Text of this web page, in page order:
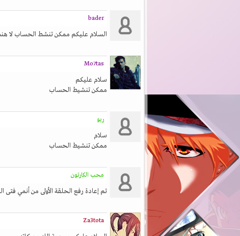
bader
السلام عليكم ممكن تنشط الحساب لا
Mo7tas
سلام عليكم
ممكن تنشيط الحساب
ريو
سلام
ممكن تنشيط الحساب
محب الكارتون
تم إعادة رفع الحلقة الأولى من أنمي فتى
Za3tota